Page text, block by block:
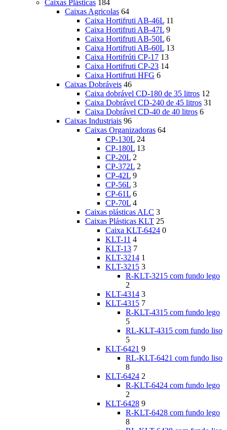
Caixas Plásticas 184
Caixas Agricolas 64
Caixa Hortifruti AB-46L 11
Caixa Hortifruti AB-47L 9
Caixa Hortifruti AB-50L 6
Caixa Hortifruti AB-60L 13
Caixa Hortifrúti CP-17 13
Caixa Hortifruti CP-23 14
Caixa Hortifruti HFG 6
Caixas Dobráveis 46
Caixa dobrável CD-180 de 35 litros 12
Caixa Dobrável CD-240 de 45 litros 31
Caixa Dobrável CD-40 de 40 litros 6
Caixas Industriais 96
Caixas Organizadoras 64
CP-130L 24
CP-180L 13
CP-20L 2
CP-372L 2
CP-42L 9
CP-56L 3
CP-61L 6
CP-70L 4
Caixas plásticas ALC 3
Caixas Plásticas KLT 25
Caixa KLT-6424 0
KLT-11 4
KLT-13 7
KLT-3214 1
KLT-3215 3
R-KLT-3215 com fundo lego
2
KLT-4314 3
KLT-4315 7
R-KLT-4315 com fundo lego
5
RL-KLT-4315 com fundo liso
5
KLT-6421 9
RL-KLT-6421 com fundo liso
8
KLT-6424 2
R-KLT-6424 com fundo lego
2
KLT-6428 9
R-KLT-6428 com fundo lego
8